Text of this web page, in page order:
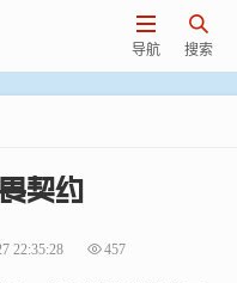

搜索

导航
契约
22:35:28 457